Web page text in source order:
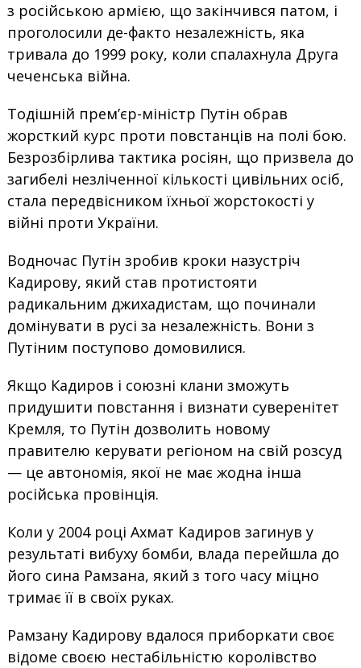
з російською армією, що закінчився патом, і
проголосили де-факто незалежність, яка
тривала до 1999 року, коли спалахнула Друга
чеченська війна.
Тодішній прем’єр-міністр Путін обрав
жорсткий курс проти повстанців на полі бою.
Безрозбірлива тактика росіян, що призвела до
загибелі незліченної кількості цивільних осіб,
стала передвісником їхньої жорстокості у
війні проти України.
Водночас Путін зробив кроки назустріч
Кадирову, який став протистояти
радикальним джихадистам, що починали
домінувати в русі за незалежність. Вони з
Путіним поступово домовилися.
Якщо Кадиров і союзні клани зможуть
придушити повстання і визнати суверенітет
Кремля, то Путін дозволить новому
правителю керувати регіоном на свій розсуд
— це автономія, якої не має жодна інша
російська провінція.
Коли у 2004 році Ахмат Кадиров загинув у
результаті вибуху бомби, влада перейшла до
його сина Рамзана, який з того часу міцно
тримає її в своїх руках.
Рамзану Кадирову вдалося приборкати своє
відоме своєю нестабільністю королівство